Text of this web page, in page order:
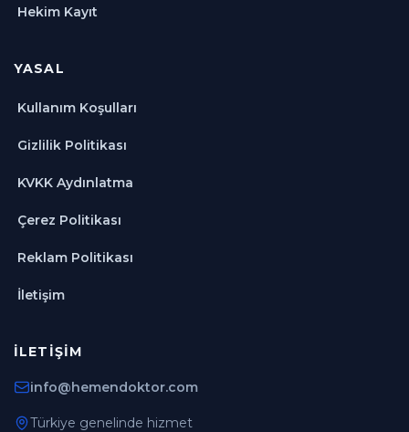
Hekim Kayıt
YASAL
Kullanım Koşulları
Gizlilik Politikası
KVKK Aydınlatma
Çerez Politikası
Reklam Politikası
İletişim
İLETIŞIM
info@hemendoktor.com
Türkiye genelinde hizmet